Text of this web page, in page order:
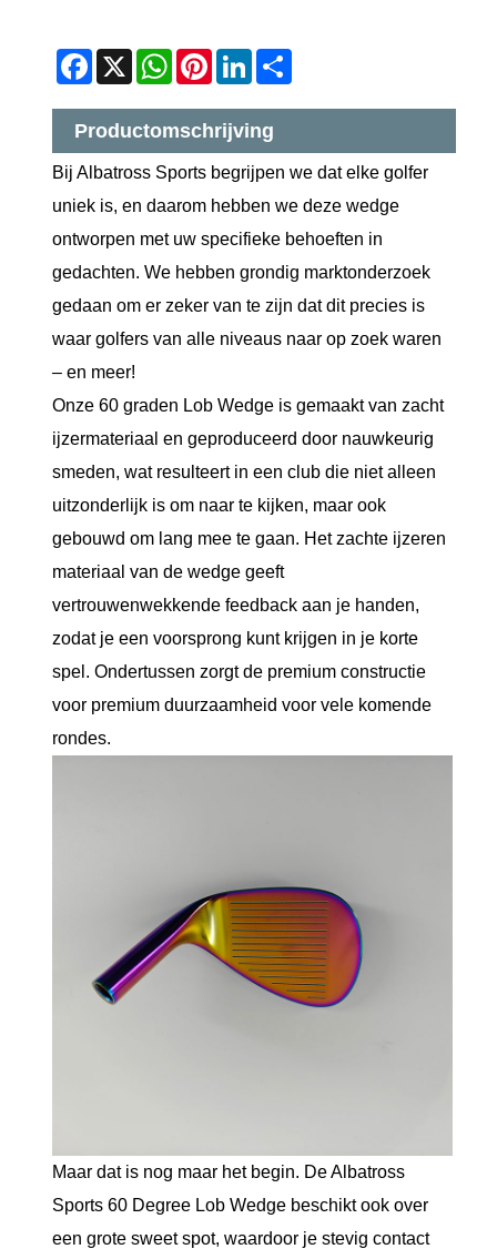
Facebook
X WhatsApp
Pinterest
LinkedIn
Productomschrijving
Bij Albatross Sports begrijpen we dat elke golfer
uniek is, en daarom hebben we deze wedge
ontworpen met uw specifieke behoeften in
gedachten. We hebben grondig marktonderzoek
gedaan om er zeker van te zijn dat dit precies is
waar golfers van alle niveaus naar op zoek waren
– en meer!
Onze 60 graden Lob Wedge is gemaakt van zacht
ijzermateriaal en geproduceerd door nauwkeurig
smeden, wat resulteert in een club die niet alleen
uitzonderlijk is om naar te kijken, maar ook
gebouwd om lang mee te gaan. Het zachte ijzeren
materiaal van de wedge geeft
vertrouwenwekkende feedback aan je handen,
zodat je een voorsprong kunt krijgen in je korte
spel. Ondertussen zorgt de premium constructie
voor premium duurzaamheid voor vele komende
rondes.
Maar dat is nog maar het begin. De Albatross
Sports 60 Degree Lob Wedge beschikt ook over
een grote sweet spot, waardoor je stevig contact